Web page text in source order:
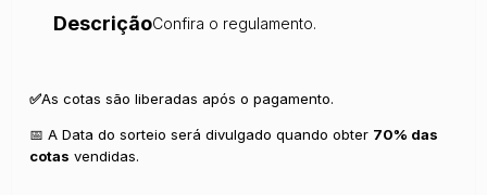
DescriçãoConfira o regulamento.
✅As cotas são liberadas após o pagamento.
📅 A Data do sorteio será divulgado quando obter 70% das
cotas vendidas.